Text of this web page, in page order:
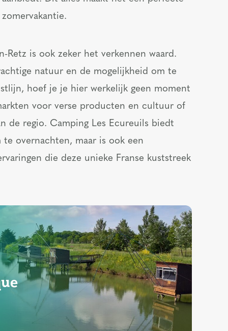
Retz is ook zeker het verkennen waard.
natuur en de mogelijkheid om te
hoef je je hier werkelijk geen moment
voor verse producten en cultuur of
de regio. Camping Les Ecureuils biedt
overnachten, maar is ook een
die deze unieke Franse kuststreek